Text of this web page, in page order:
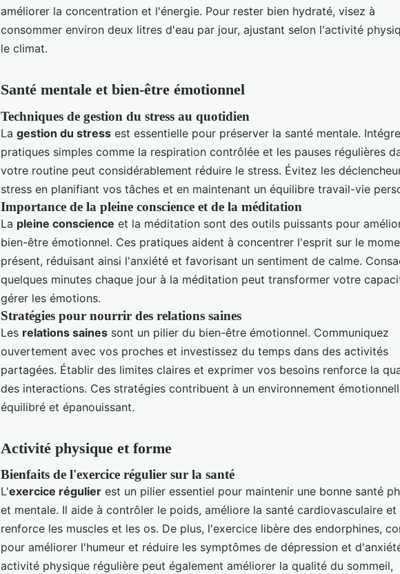
améliorer la concentration et l'énergie. Pour rester bien hydraté, visez à
consommer environ deux litres d'eau par jour, ajustant selon l'activité
le climat.
Santé mentale et bien-être émotionnel
Techniques de gestion du stress au quotidien
La gestion du stress est essentielle pour préserver la santé mentale.
pratiques simples comme la respiration contrôlée et les pauses régulières
votre routine peut considérablement réduire le stress. Évitez les
stress en planifiant vos tâches et en maintenant un équilibre travail-vie
Importance de la pleine conscience et de la méditation
La pleine conscience et la méditation sont des outils puissants pour
bien-être émotionnel. Ces pratiques aident à concentrer l'esprit sur le
présent, réduisant ainsi l'anxiété et favorisant un sentiment de calme.
quelques minutes chaque jour à la méditation peut transformer votre
gérer les émotions.
Stratégies pour nourrir des relations saines
Les relations saines sont un pilier du bien-être émotionnel. Communiquez
ouvertement avec vos proches et investissez du temps dans des activités
partagées. Établir des limites claires et exprimer vos besoins renforce la
des interactions. Ces stratégies contribuent à un environnement
équilibré et épanouissant.
Activité physique et forme
Bienfaits de l'exercice régulier sur la santé
L'exercice régulier est un pilier essentiel pour maintenir une bonne santé
et mentale. Il aide à contrôler le poids, améliore la santé cardiovasculaire et
renforce les muscles et les os. De plus, l'exercice libère des endorphines,
pour améliorer l'humeur et réduire les symptômes de dépression et
activité physique régulière peut également améliorer la qualité du sommeil,